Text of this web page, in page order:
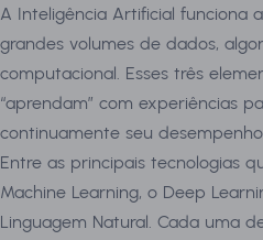
A Inteligência Artificial funciona
grandes volumes de dados,
computacional. Esses três
“aprendam” com experiências
continuamente seu
Entre as principais tecnologias
Machine Learning, o Deep
Linguagem Natural. Cada uma